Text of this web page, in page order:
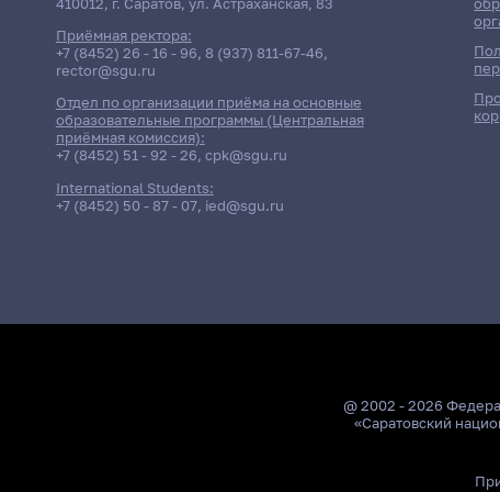
Приёмная ректора:
+7 (8452) 26 - 16 - 96, 8 (937) 811-67-46,
rector@sgu.ru
Отдел по организации приёма на основные
образовательные программы (Центральная
приёмная комиссия):
+7 (8452) 51 - 92 - 26, cpk@sgu.ru
International Students:
+7 (8452) 50 - 87 - 07, ied@sgu.ru
@ 2002 - 2026
«Саратовский